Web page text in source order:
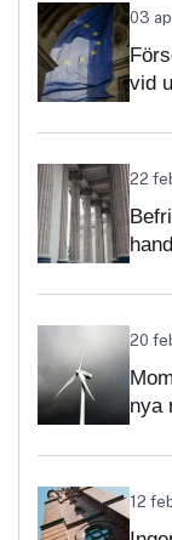
03
vid
22
20
nya
12